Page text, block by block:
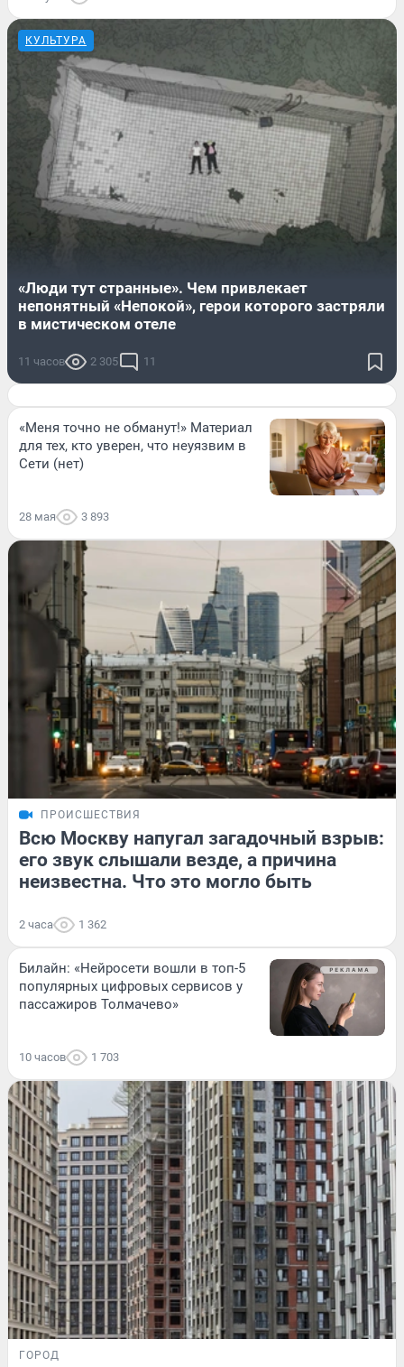
КУЛЬТУРА
«Люди тут странные». Чем привлекает
непонятный «Непокой», герои которого застряли
в мистическом отеле
11 часов 2 305 11
«Меня точно не обманут!» Материал
для тех, кто уверен, что неуязвим в
Сети (нет)
28 мая 3 893
ПРОИСШЕСТВИЯ
Всю Москву напугал загадочный взрыв:
его звук слышали везде, а причина
неизвестна. Что это могло быть
2 часа 1 362
Билайн: «Нейросети вошли в топ-5
популярных цифровых сервисов у
пассажиров Толмачево»
10 часов 1 703
ГОРОД